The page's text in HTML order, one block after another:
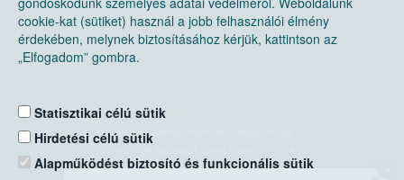
cookie-kat (sütiket) használ a jobb felhasználói élmény
érdekében, melynek biztosításához kérjük, kattintson az
„Elfogadom” gombra.
Statisztikai célú sütik
Hirdetési célú sütik
Alapműködést biztosító és funkcionális sütik
Nemzeti Élelmiszerlánc-biztonsági Hivatal
Levelezési cím: 1525 Budapest. Pf. 30.